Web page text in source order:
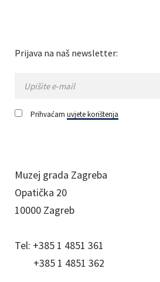
Prijava na naš newsletter:
Prihvaćam uvjete korištenja
Muzej grada Zagreba
Opatička 20
10000 Zagreb
Tel: +385 1 4851 361
+385 1 4851 362